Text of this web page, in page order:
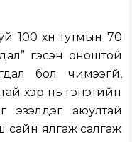
100 хүн тутмын 70
гэсэн оноштой
бол чимээгүй,
хэр нь гэнэтийн
эзэлдэг аюултай
сайн ялгаж салгаж